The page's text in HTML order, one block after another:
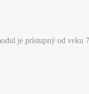
je prístupný od veku